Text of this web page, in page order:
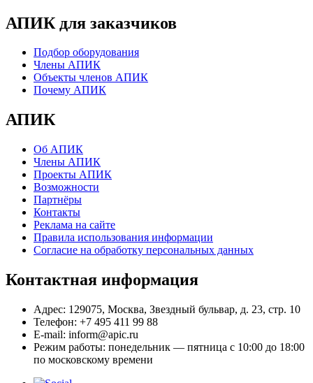
АПИК для заказчиков
Подбор оборудования
Члены АПИК
Объекты членов АПИК
Почему АПИК
АПИК
Об АПИК
Члены АПИК
Проекты АПИК
Возможности
Партнёры
Контакты
Реклама на сайте
Правила использования информации
Согласие на обработку персональных данных
Контактная информация
Адрес: 129075, Москва, Звездный бульвар, д. 23, стр. 10
Телефон: +7 495 411 99 88
E-mail: inform@apic.ru
Режим работы: понедельник — пятница с 10:00 до 18:00
по московскому времени